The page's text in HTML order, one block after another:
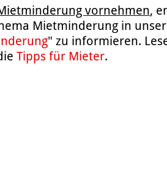
vornehmen,
Mietminderung in
" zu informieren.
Tipps für Mieter.